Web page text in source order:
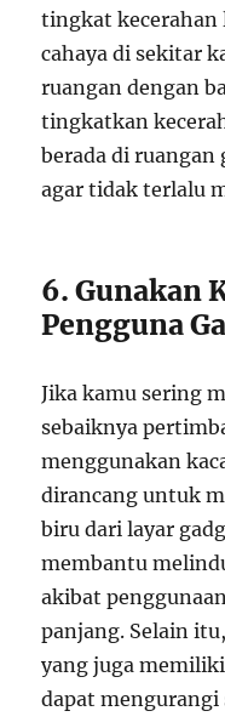
tingkat kecerahan
cahaya di sekitar
ruangan dengan
tingkatkan
berada di ruangan
agar tidak terlalu
6. Gunakan
Pengguna
Jika kamu sering
sebaiknya
menggunakan
dirancang untuk
biru dari layar
membantu
akibat
panjang. Selain
yang juga
dapat mengurangi